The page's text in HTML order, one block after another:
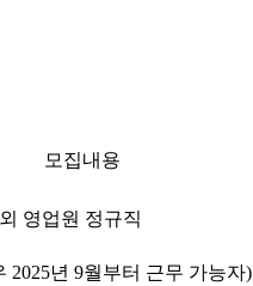
모집내용
영업원 정규직
2025년 9월부터 근무 가능자)